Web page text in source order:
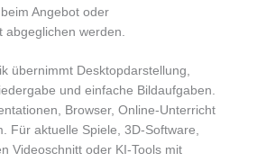
Angebot oder
werden.
übernimmt Desktopdarstellung,
und einfache Bildaufgaben.
Browser, Online-Unterricht
Für aktuelle Spiele, 3D-Software,
Videoschnitt oder KI-Tools mit